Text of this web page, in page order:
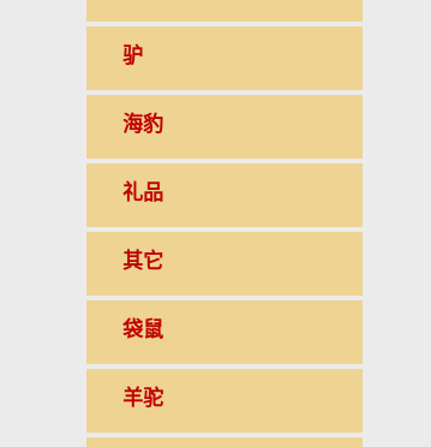
驴
海豹
礼品
其它
袋鼠
羊驼